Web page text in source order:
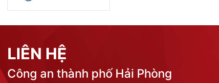
LIÊN HỆ
Công an thành phố Hải Phòng